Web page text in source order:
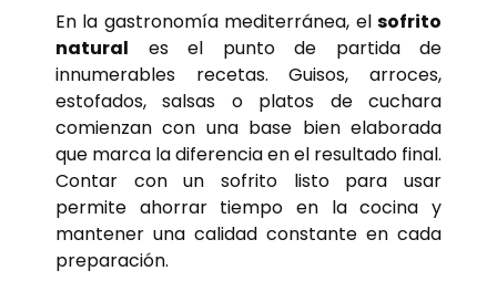
En la gastronomía mediterránea, el sofrito
natural es el punto de partida de
innumerables recetas. Guisos, arroces,
estofados, salsas o platos de cuchara
comienzan con una base bien elaborada
que marca la diferencia en el resultado final.
Contar con un sofrito listo para usar
permite ahorrar tiempo en la cocina y
mantener una calidad constante en cada
preparación.